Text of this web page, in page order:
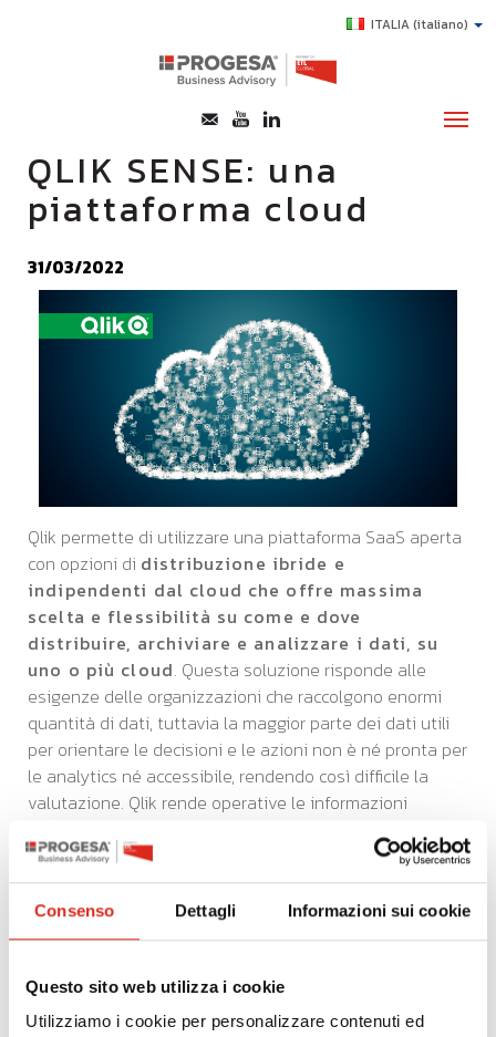
Consenso Dettagli Informazioni sui cookie
Questo sito web utilizza i cookie
Utilizziamo i cookie per personalizzare contenuti ed
ITALIA(italiano)
CHI SIAMO
TOPICS
HIGHLIGHTS
AGEVOLAZIONI
SUCCESS STORY
QLIK SENSE: una
piattaforma cloud
31/03/2022
Qlik permette di utilizzare una piattaforma SaaS aperta
con opzioni di distribuzione ibride e
indipendenti dal cloud che offre massima
scelta e flessibilità su come e dove
distribuire, archiviare e analizzare i dati, su
uno o più cloud. Questa soluzione risponde alle
esigenze delle organizzazioni che raccolgono enormi
quantità di dati, tuttavia la maggior parte dei dati utili
per orientare le decisioni e le azioni non è né pronta per
le analytics né accessibile, rendendo così difficile la
valutazione. Qlik rende operative le informazioni
dati affidabili, utilizzabili, facili da trovare, attuali e
immediatamente disponibili per Qlik Sense®, Tableau,
PowerBI e oltre, su qualsiasi cloud tu scelga.